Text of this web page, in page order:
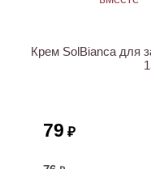
Крем SolBianca для
79 ₽